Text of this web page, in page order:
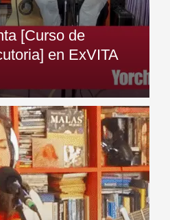
[Curso de
en ExVITA